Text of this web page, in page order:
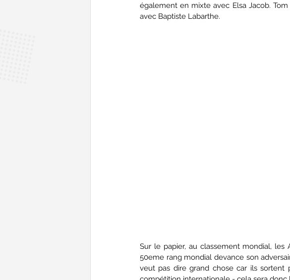
également en mixte avec Elsa Jacob.
avec Baptiste Labarthe.
Sur le papier, au classement mondial,
50eme rang mondial devance son
veut pas dire grand chose car ils sortent